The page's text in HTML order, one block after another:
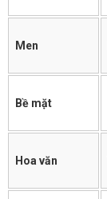
Men
Bề mặt
Hoa văn